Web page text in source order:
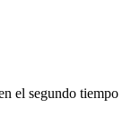
el segundo tiempo